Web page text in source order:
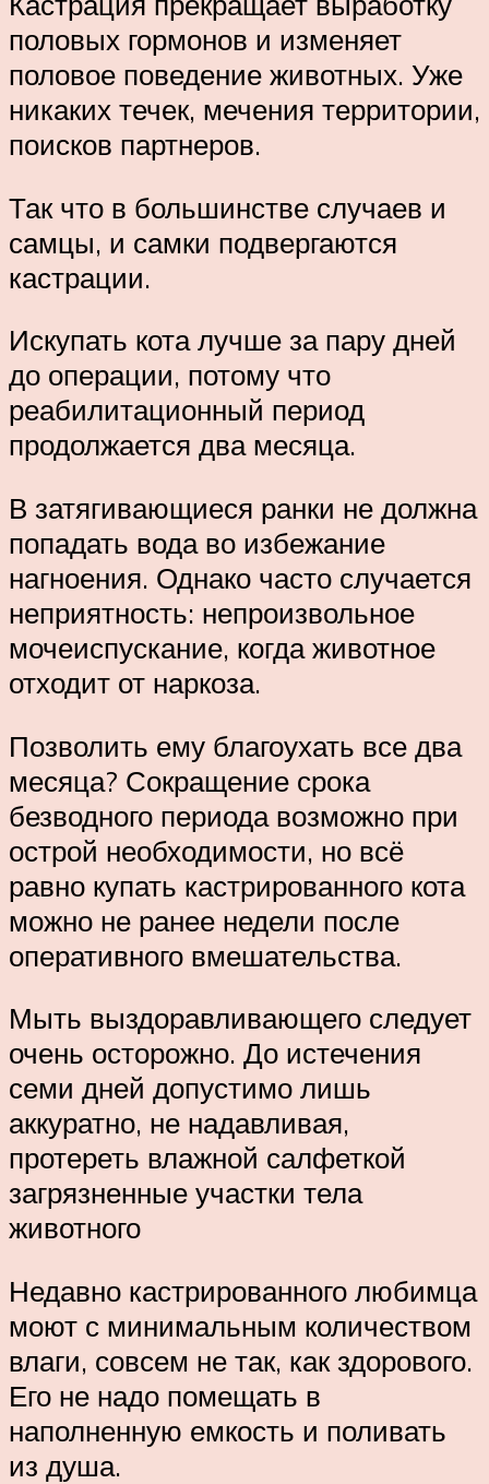
половых гормонов и изменяет
половое поведение животных. Уже
никаких течек, мечения территории,
поисков партнеров.
Так что в большинстве случаев и
самцы, и самки подвергаются
кастрации.
Искупать кота лучше за пару дней
до операции, потому что
реабилитационный период
продолжается два месяца.
В затягивающиеся ранки не должна
попадать вода во избежание
нагноения. Однако часто случается
неприятность: непроизвольное
мочеиспускание, когда животное
отходит от наркоза.
Позволить ему благоухать все два
месяца? Сокращение срока
безводного периода возможно при
острой необходимости, но всё
равно купать кастрированного кота
можно не ранее недели после
оперативного вмешательства.
Мыть выздоравливающего следует
очень осторожно. До истечения
семи дней допустимо лишь
аккуратно, не надавливая,
протереть влажной салфеткой
загрязненные участки тела
животного
Недавно кастрированного любимца
моют с минимальным количеством
влаги, совсем не так, как здорового.
Его не надо помещать в
наполненную емкость и поливать
из душа.